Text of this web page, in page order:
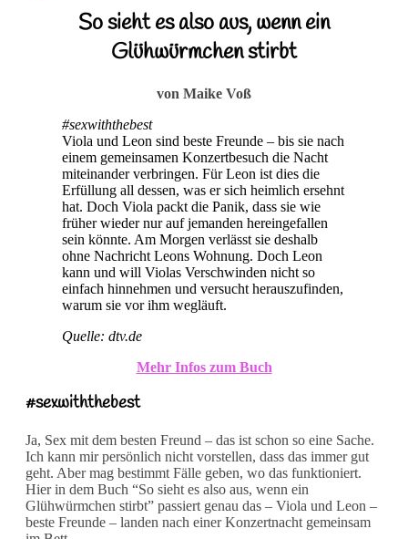
So sieht es also aus, wenn ein
Glühwürmchen stirbt
von Maike Voß
#sexwiththebest
Viola und Leon sind beste Freunde – bis sie nach
einem gemeinsamen Konzertbesuch die Nacht
miteinander verbringen. Für Leon ist dies die
Erfüllung all dessen, was er sich heimlich ersehnt
hat. Doch Viola packt die Panik, dass sie wie
früher wieder nur auf jemanden hereingefallen
sein könnte. Am Morgen verlässt sie deshalb
ohne Nachricht Leons Wohnung. Doch Leon
kann und will Violas Verschwinden nicht so
einfach hinnehmen und versucht herauszufinden,
warum sie vor ihm wegläuft.
Quelle: dtv.de
Mehr Infos zum Buch
#sexwiththebest
Ja, Sex mit dem besten Freund – das ist schon so eine Sache.
Ich kann mir persönlich nicht vorstellen, dass das immer gut
geht. Aber mag bestimmt Fälle geben, wo das funktioniert.
Hier in dem Buch “So sieht es also aus, wenn ein
Glühwürmchen stirbt” passiert genau das – Viola und Leon –
beste Freunde – landen nach einer Konzertnacht gemeinsam